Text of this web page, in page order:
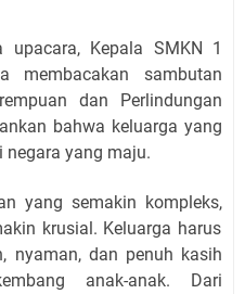
upacara,Kepala SMKN 1
membacakan sambutan
dan Perlindungan
bahwa keluarga yang
yang maju.
yang semakin kompleks,
krusial. Keluarga harus
nyaman,dan penuh kasih
anak-anak. Dari